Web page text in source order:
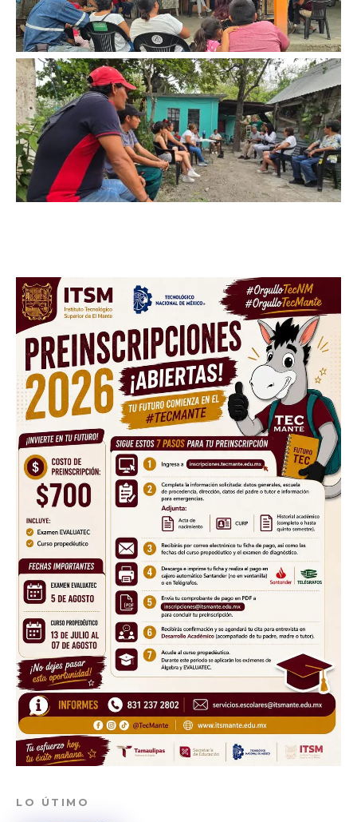
Facebook
Twitter
EmailWhatsApp
Copy
Link
Gmail
Telegram
Sing up for our newsletter
to stay in the loop.
SUBSCRIBE
LO ÚTIMO